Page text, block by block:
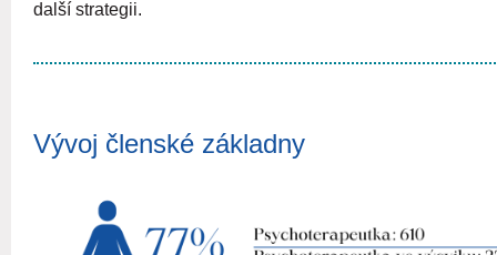
další strategii.
Vývoj členské základny